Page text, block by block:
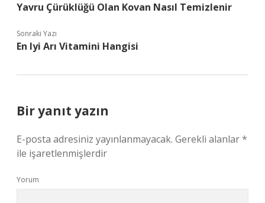
Yavru Çürüklüğü Olan Kovan Nasıl Temizlenir
Sonraki Yazı
En Iyi Arı Vitamini Hangisi
Bir yanıt yazın
E-posta adresiniz yayınlanmayacak. Gerekli alanlar*
ile işaretlenmişlerdir
Yorum